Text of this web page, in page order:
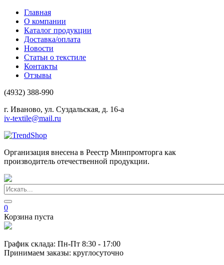
Главная
О компании
Каталог продукции
Доставка/оплата
Новости
Статьи о текстиле
Контакты
Отзывы
(4932) 388-990
г. Иваново, ул. Суздальская, д. 16-а
iv-textile@mail.ru
Организация внесена в Реестр Минпромторга как
производитель отечественной продукции.
0
Корзина пуста
График склада: Пн-Пт 8:30 - 17:00
Принимаем заказы: круглосуточно